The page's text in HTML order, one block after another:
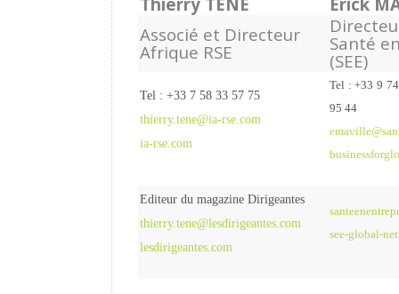
Associé et Directeur
Afrique RSE
Santé
(SEE)
Tel : +33 7 58 33 57 75
thierry.tene@ia-rse.com
ia-rse.com
Tel : +33 9
95 44
Editeur du magazine Dirigeantes
thierry.tene@lesdirigeantes.com
lesdirigeantes.com
see-global-